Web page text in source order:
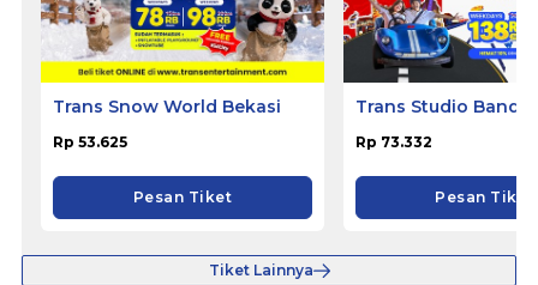
Trans Snow World Bekasi
Rp 53.625
Pesan Tiket
Trans Studio
Rp 73.332
Pesan Tiket
Tiket Lainnya